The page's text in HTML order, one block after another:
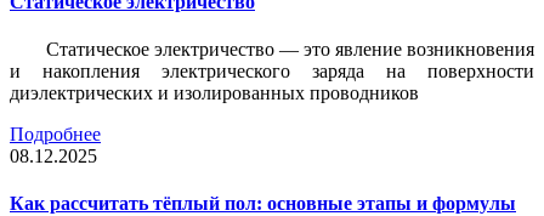
Статическое электричество — это явление возникновения
и накопления электрического заряда на поверхности
диэлектрических и изолированных проводников
Подробнее
08.12.2025
Как рассчитать тёплый пол: основные этапы и формулы